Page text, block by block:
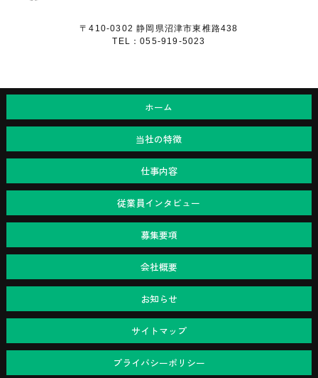
〒410-0302 静岡県沼津市東椎路438
TEL：055-919-5023
ホーム
当社の特徴
仕事内容
従業員インタビュー
募集要項
会社概要
お知らせ
サイトマップ
プライバシーポリシー